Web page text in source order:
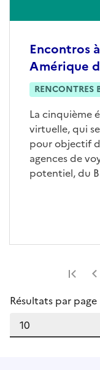
Encontros
Amérique
RENCONTRES
La cinquième
virtuelle, qui
pour objectif
agences de
potentiel, du
Résultats par page